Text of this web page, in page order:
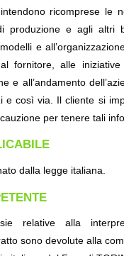
ricomprese le
produzione e agli altri
e
fornitore, alle iniziative
e all’andamento
e così via. Il cliente si
per tenere tali
dalla legge italiana.
relative alla
sono devolute alla